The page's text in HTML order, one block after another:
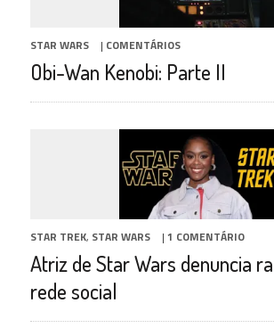
STAR WARS | COMENTÁRIOS
Obi-Wan Kenobi: Parte II
STAR TREK, STAR WARS | 1 COMENTÁRIO
Atriz de Star Wars denuncia
rede social